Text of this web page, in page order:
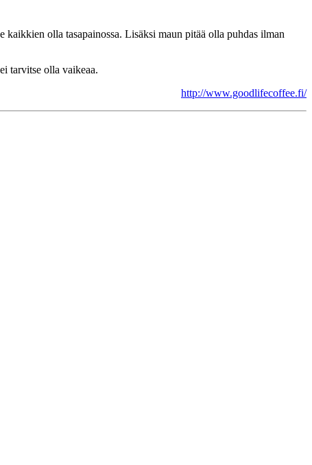
olla tasapainossa. Lisäksi maun pitää olla puhdas ilman
tarvitse olla vaikeaa.
http://www.goodlifecoffee.fi/